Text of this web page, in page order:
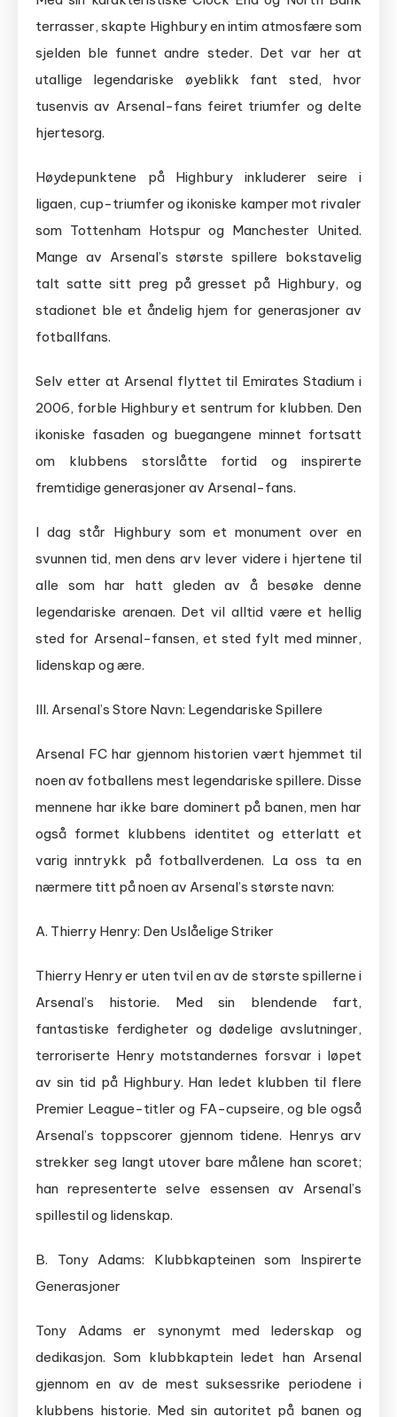
terrasser, skapte Highbury en intim atmosfære som
sjelden ble funnet andre steder. Det var her at
utallige legendariske øyeblikk fant sted, hvor
tusenvis av Arsenal-fans feiret triumfer og delte
hjertesorg.
Høydepunktene på Highbury inkluderer seire i
ligaen, cup-triumfer og ikoniske kamper mot rivaler
som Tottenham Hotspur og Manchester United.
Mange av Arsenal’s største spillere bokstavelig
talt satte sitt preg på gresset på Highbury, og
stadionet ble et åndelig hjem for generasjoner av
fotballfans.
Selv etter at Arsenal flyttet til Emirates Stadium i
2006, forble Highbury et sentrum for klubben. Den
ikoniske fasaden og buegangene minnet fortsatt
om klubbens storslåtte fortid og inspirerte
fremtidige generasjoner av Arsenal-fans.
I dag står Highbury som et monument over en
svunnen tid, men dens arv lever videre i hjertene til
alle som har hatt gleden av å besøke denne
legendariske arenaen. Det vil alltid være et hellig
sted for Arsenal-fansen, et sted fylt med minner,
lidenskap og ære.
III. Arsenal’s Store Navn: Legendariske Spillere
Arsenal FC har gjennom historien vært hjemmet til
noen av fotballens mest legendariske spillere. Disse
mennene har ikke bare dominert på banen, men har
også formet klubbens identitet og etterlatt et
varig inntrykk på fotballverdenen. La oss ta en
nærmere titt på noen av Arsenal’s største navn:
A. Thierry Henry: Den Uslåelige Striker
Thierry Henry er uten tvil en av de største spillerne i
Arsenal’s historie. Med sin blendende fart,
fantastiske ferdigheter og dødelige avslutninger,
terroriserte Henry motstandernes forsvar i løpet
av sin tid på Highbury. Han ledet klubben til flere
Premier League-titler og FA-cupseire, og ble også
Arsenal’s toppscorer gjennom tidene. Henrys arv
strekker seg langt utover bare målene han scoret;
han representerte selve essensen av Arsenal’s
spillestil og lidenskap.
B. Tony Adams: Klubbkapteinen som Inspirerte
Generasjoner
Tony Adams er synonymt med lederskap og
dedikasjon. Som klubbkaptein ledet han Arsenal
gjennom en av de mest suksessrike periodene i
klubbens historie. Med sin autoritet på banen og